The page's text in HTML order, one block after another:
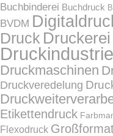
Buchbinderei Buchdruck
BVDM
Druck Druckerei
Druckindustrie
Druckmaschinen
Druckveredelung
Etikettendruck
Flexodruck